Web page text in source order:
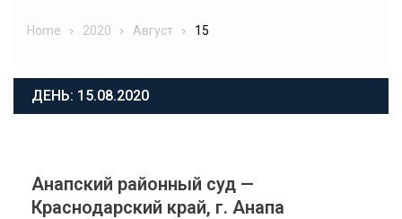
Home 2020 Август 15
ДЕНЬ: 15.08.2020
Анапский районный суд —
Краснодарский край, г. Анапа